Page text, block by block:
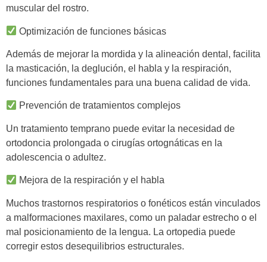
muscular del rostro.
Optimización de funciones básicas
Además de mejorar la mordida y la alineación dental, facilita
la masticación, la deglución, el habla y la respiración,
funciones fundamentales para una buena calidad de vida.
Prevención de tratamientos complejos
Un tratamiento temprano puede evitar la necesidad de
ortodoncia prolongada o cirugías ortognáticas en la
adolescencia o adultez.
Mejora de la respiración y el habla
Muchos trastornos respiratorios o fonéticos están vinculados
a malformaciones maxilares, como un paladar estrecho o el
mal posicionamiento de la lengua. La ortopedia puede
corregir estos desequilibrios estructurales.